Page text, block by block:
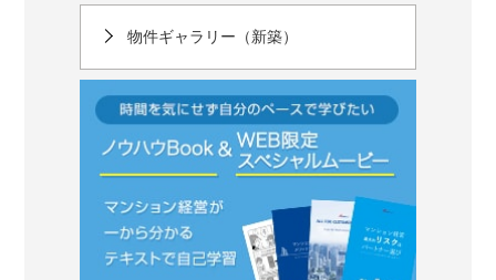
物件ギャラリー（新築）